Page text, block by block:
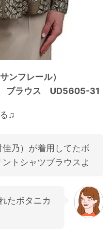
ンフレール）
ブラウス UD5605-31
♫
乃）が着用してたボ
トシャツブラウスよ
たボタニカ